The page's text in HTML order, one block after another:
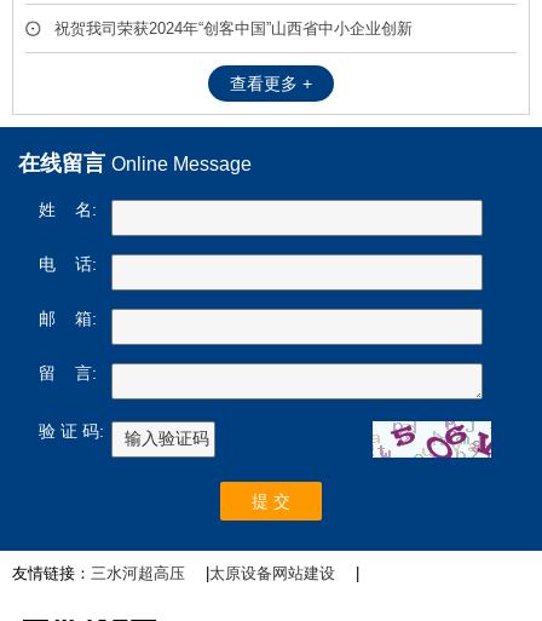
位” 荣誉称号
祝贺我司荣获2024年“创客中国”山西省中小企业创新
查看更多 +
在线留言 Online Message
姓 名:
电 话:
邮 箱:
留 言:
验 证 码:
友情链接： 三水河超高压 |太原设备网站建设 |